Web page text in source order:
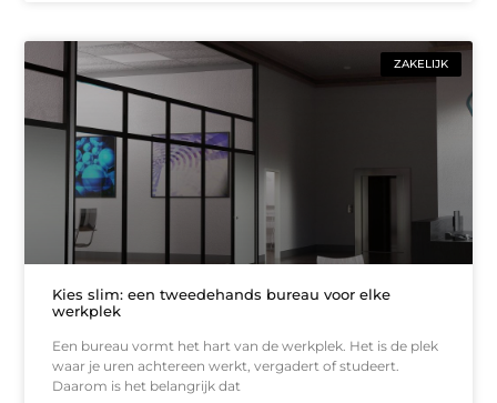
ZAKELIJK
Kies slim: een tweedehands bureau voor elke
werkplek
Een bureau vormt het hart van de werkplek. Het is de plek
waar je uren achtereen werkt, vergadert of studeert.
Daarom is het belangrijk dat